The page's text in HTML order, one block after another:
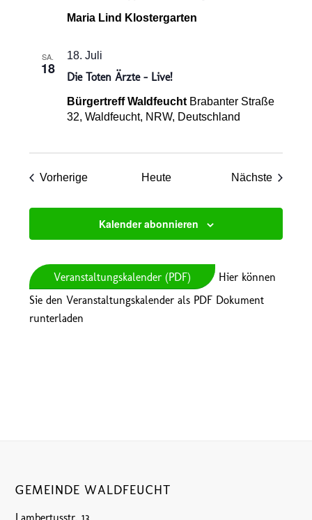
Maria Lind Klostergarten
SA.
18 Die Toten Ärzte – Live!
18. Juli
Bürgertreff Waldfeucht Brabanter Straße
32, Waldfeucht, NRW, Deutschland
VorherigeVeranstaltungen
Heute Nächste
Kalender abonnieren
Veranstaltungskalender (PDF)
Hier können
Sie den Veranstaltungskalender als PDF Dokument
runterladen
GEMEINDE WALDFEUCHT
Lambertusstr. 13